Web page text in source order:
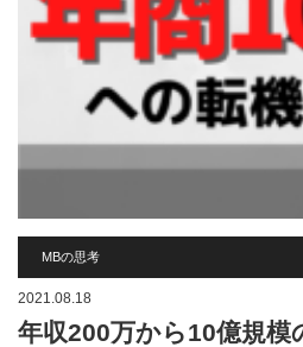
MBの思考
2021.08.18
年収200万から10億規模